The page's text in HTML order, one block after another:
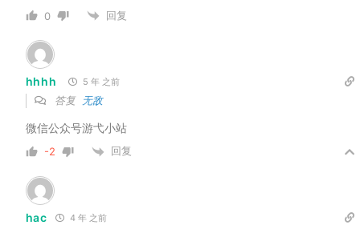
0 回复
hhhh 5 年 之前
答复 无敌
微信公众号游弋小站
-2 回复
hac 4 年 之前